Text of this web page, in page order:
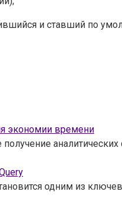
и ставший по
экономии времени
одним из